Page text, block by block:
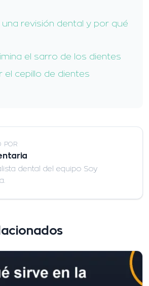
una revisión dental y por qué
el sarro de los dientes
el cepillo de dientes
POR
dental del equipo Soy